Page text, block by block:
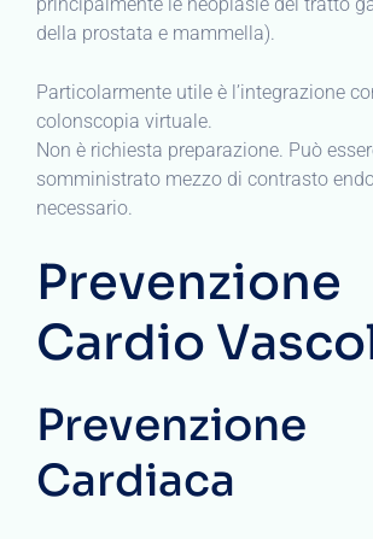
principalmente le neoplasie del tratto
della prostata e mammella).
Particolarmente utile è l’integrazione
colonscopia virtuale.
Non è richiesta preparazione. Può
somministrato mezzo di contrasto
necessario.
Prevenzione
Cardio
Prevenzione
Cardiaca